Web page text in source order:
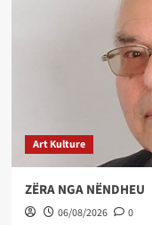
Art Kulture
ZËRA NGA NËNDHEU
06/08/2026 0